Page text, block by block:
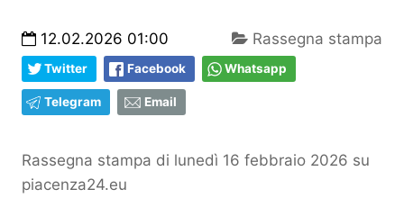
12.02.2026 01:00 Rassegna stampa
Twitter Facebook Whatsapp
Telegram Email
Rassegna stampa di lunedì 16 febbraio 2026 su
piacenza24.eu